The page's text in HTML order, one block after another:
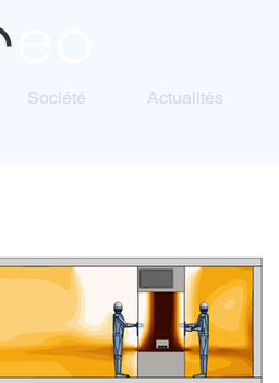
Société Actualités